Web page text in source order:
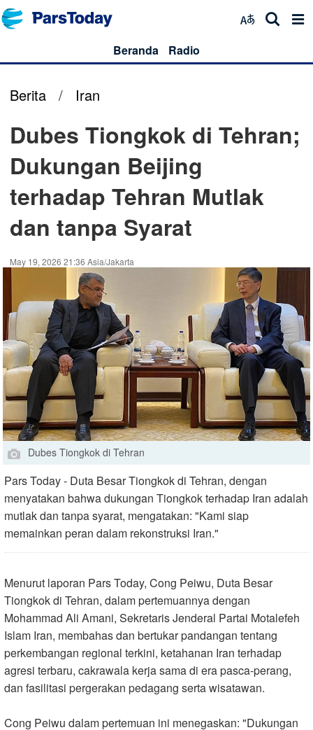
Beranda Radio
Berita / Iran
Dubes Tiongkok di Tehran;
Dukungan Beijing
terhadap Tehran Mutlak
dan tanpa Syarat
May 19, 2026 21:36 Asia/Jakarta
Dubes Tiongkok di Tehran
Pars Today - Duta Besar Tiongkok di Tehran, dengan
menyatakan bahwa dukungan Tiongkok terhadap Iran adalah
mutlak dan tanpa syarat, mengatakan: "Kami siap
memainkan peran dalam rekonstruksi Iran."
Menurut laporan Pars Today, Cong Peiwu, Duta Besar
Tiongkok di Tehran, dalam pertemuannya dengan
Mohammad Ali Amani, Sekretaris Jenderal Partai Motalefeh
Islam Iran, membahas dan bertukar pandangan tentang
perkembangan regional terkini, ketahanan Iran terhadap
agresi terbaru, cakrawala kerja sama di era pasca-perang,
dan fasilitasi pergerakan pedagang serta wisatawan.
Cong Peiwu dalam pertemuan ini menegaskan: "Dukungan